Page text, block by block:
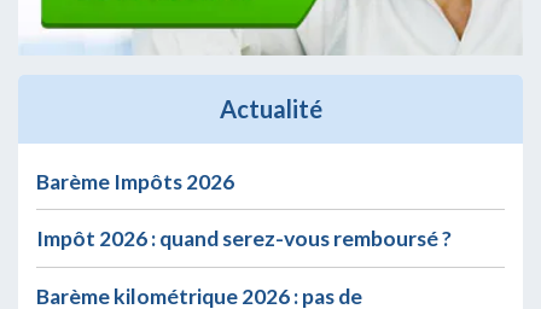
Actualité
Barème Impôts 2026
Impôt 2026 : quand serez-vous remboursé ?
Barème kilométrique 2026 : pas de